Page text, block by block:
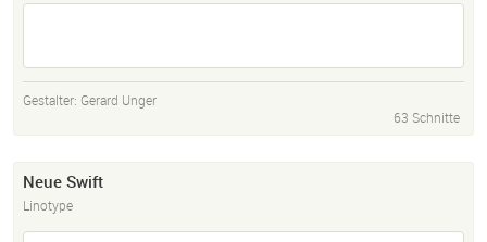
Gestalter: Gerard Unger
63 Schnitte
Neue Swift
Linotype